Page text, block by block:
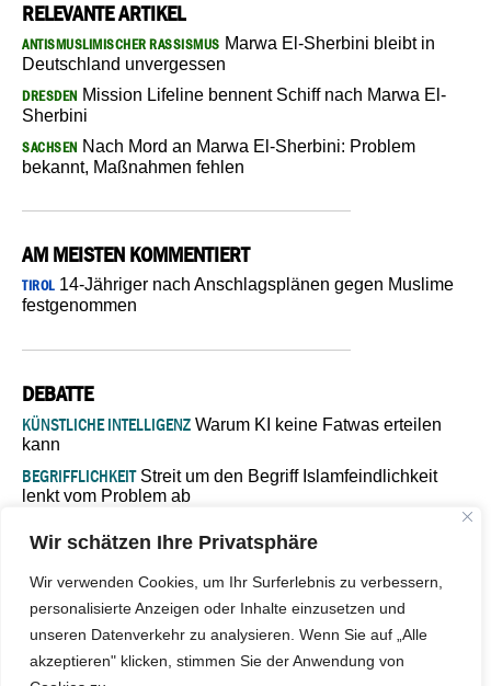
Wir schätzen Ihre Privatsphäre
Wir verwenden Cookies, um Ihr Surferlebnis zu verbessern,
personalisierte Anzeigen oder Inhalte einzusetzen und
unseren Datenverkehr zu analysieren. Wenn Sie auf „Alle
akzeptieren" klicken, stimmen Sie der Anwendung von
RELEVANTE ARTIKEL
ANTISMUSLIMISCHER RASSISMUS Marwa El-Sherbini bleibt in
Deutschland unvergessen
DRESDEN Mission Lifeline bennent Schiff nach Marwa El-
Sherbini
SACHSEN Nach Mord an Marwa El-Sherbini: Problem
bekannt, Maßnahmen fehlen
AM MEISTEN KOMMENTIERT
TIROL14-Jähriger nach Anschlagsplänen gegen Muslime
festgenommen
DEBATTE
KÜNSTLICHE INTELLIGENZ Warum KI keine Fatwas erteilen
kann
BEGRIFFLICHKEITStreit um den Begriff Islamfeindlichkeit
lenkt vom Problem ab
Verantwortung bleibt“
ISLAMISCHE FAKULTÄT IN MÜNSTEREine kritische Schwelle für
die deutsche Religionspolitik
GASTBEITRAGWarum die muslimische Welt eine neue